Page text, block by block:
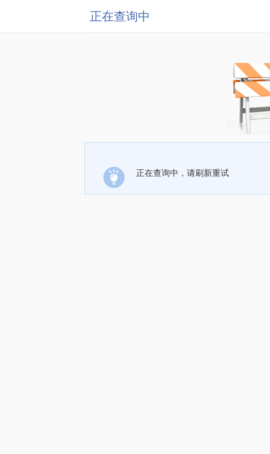
正在查询中
正在查询中，请刷新重试